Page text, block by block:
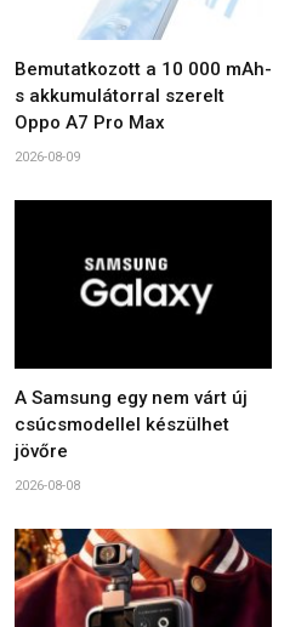
Bemutatkozott a 10 000 mAh-
s akkumulátorral szerelt
Oppo A7 Pro Max
2026-08-09
A Samsung egy nem várt új
csúcsmodellel készülhet
jövőre
2026-08-08